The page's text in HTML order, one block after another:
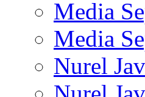
Media
Media
Nurel